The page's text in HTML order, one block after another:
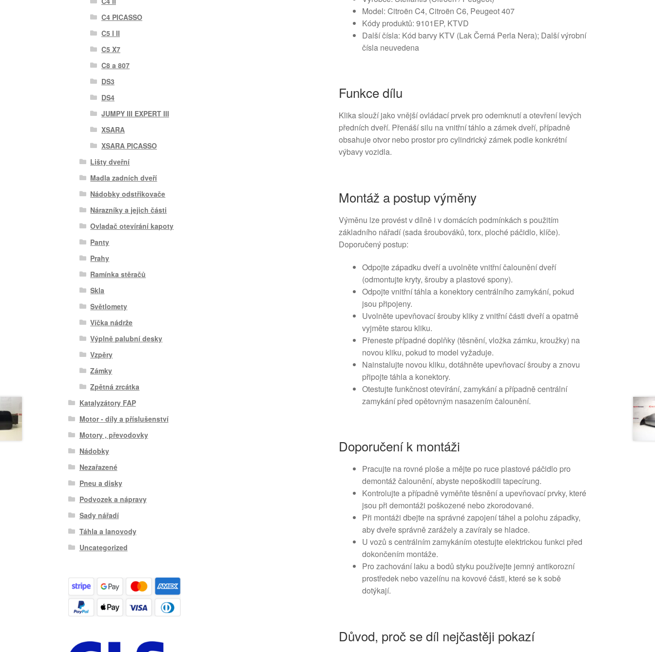
Model: Citroën C4, Citroën C6, Peugeot 407
Kódy produktů: 9101EP, KTVD
Další čísla: Kód barvy KTV (Lak Černá Perla Nera); Další výrobní
čísla neuvedena
Funkce dílu
Klika slouží jako vnější ovládací prvek pro odemknutí a otevření levých
předních dveří. Přenáší silu na vnitřní táhlo a zámek dveří, případně
obsahuje otvor nebo prostor pro cylindrický zámek podle konkrétní
výbavy vozidla.
Montáž a postup výměny
Výměnu lze provést v dílně i v domácích podmínkách s použitím
základního nářadí (sada šroubováků, torx, ploché páčidlo, klíče).
Doporučený postup:
Odpojte západku dveří a uvolněte vnitřní čalounění dveří
(odmontujte kryty, šrouby a plastové spony).
Odpojte vnitřní táhla a konektory centrálního zamykání, pokud
jsou připojeny.
Uvolněte upevňovací šrouby kliky z vnitřní části dveří a opatrně
vyjměte starou kliku.
Přeneste případné doplňky (těsnění, vložka zámku, kroužky) na
novou kliku, pokud to model vyžaduje.
Nainstalujte novou kliku, dotáhněte upevňovací šrouby a znovu
připojte táhla a konektory.
Otestujte funkčnost otevírání, zamykání a případně centrální
zamykání před opětovným nasazením čalounění.
Doporučení k montáži
Pracujte na rovné ploše a mějte po ruce plastové páčidlo pro
demontáž čalounění, abyste nepoškodili tapecírung.
Kontrolujte a případně vyměňte těsnění a upevňovací prvky, které
jsou při demontáži poškozené nebo zkorodované.
Při montáži dbejte na správné zapojení táhel a polohu západky,
aby dveře správně zarážely a zavíraly se hladce.
U vozů s centrálním zamykáním otestujte elektrickou funkci před
dokončením montáže.
Pro zachování laku a bodů styku používejte jemný antikorozní
prostředek nebo vazelínu na kovové části, které se k sobě
dotýkají.
Důvod, proč se díl nejčastěji pokazí
C4 PICASSO
C5 I II
C5 X7
C8 a 807
DS3
DS4
JUMPY III EXPERT III
XSARA
XSARA PICASSO
Lišty dveřní
Madla zadních dveří
Nádobky odstřikovače
Nárazníky a jejich části
Ovladač otevírání kapoty
Panty
Prahy
Ramínka stěračů
Skla
Světlomety
Víčka nádrže
Výplně palubní desky
Vzpěry
Zámky
Zpětná zrcátka
Katalyzátory FAP
Motor - díly a příslušenství
Motory , převodovky
Nádobky
Nezařazené
Pneu a disky
Podvozek a nápravy
Sady nářadí
Táhla a lanovody
Uncategorized